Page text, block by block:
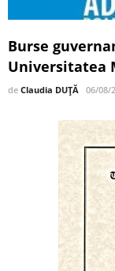
Burse
Universitatea
de Claudia DUȚĂ 06/08/